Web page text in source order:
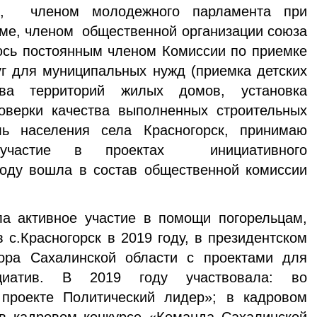
членом молодежного парламента при
членом общественной организации союза
постоянным членом Комиссии по приемке
для муниципальных нужд (приемка детских
территорий жилых домов, установка
качества выполненных строительных
населения села Красногорск, принимаю
в проектах инициативного
вошла в состав общественной комиссии
активное участие в помощи погорельцам,
в 2019 году, в президентском
Сахалинской области с проектами для
В 2019 году участвовала: во
Политический лидер»; в кадровом